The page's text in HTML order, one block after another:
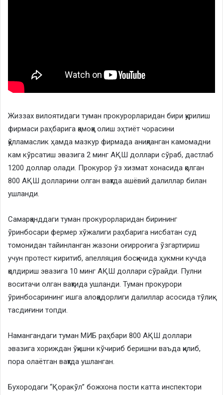
Жиззах вилоятидаги туман прокурорларидан бири қурилиш
фирмаси раҳбарига қамоққа олиш эҳтиёт чорасини
қўлламаслик ҳамда мазкур фирмада аниқланган камомадни
кам кўрсатиш эвазига 2 минг АҚШ доллари сўраб, дастлаб
1200 доллар олади. Прокурор ўз хизмат хонасида қолган
800 АҚШ долларини олган вақтда ашёвий далиллар билан
ушланди.
Самарқанддаги туман прокурорларидан бирининг
ўринбосари фермер хўжалиги раҳбарига нисбатан суд
томонидан тайинланган жазони оғирроғига ўзгартириш
учун протест киритиб, апелляция босқичида ҳукмни кучда
қолдириш эвазига 10 минг АҚШ доллари сўрайди. Пулни
воситачи олган вақтида ушланди. Туман прокурори
ўринбосарининг ишга алоқадорлиги далиллар асосида тўлиқ
тасдиғини топди.
Намангандаги туман МИБ раҳбари 800 АҚШ доллари
эвазига хориждан ўқишни кўчириб беришни ваъда қилиб,
пора олаётган вақтда ушланган.
Бухородаги “Қоракўл” божхона пости катта инспектори